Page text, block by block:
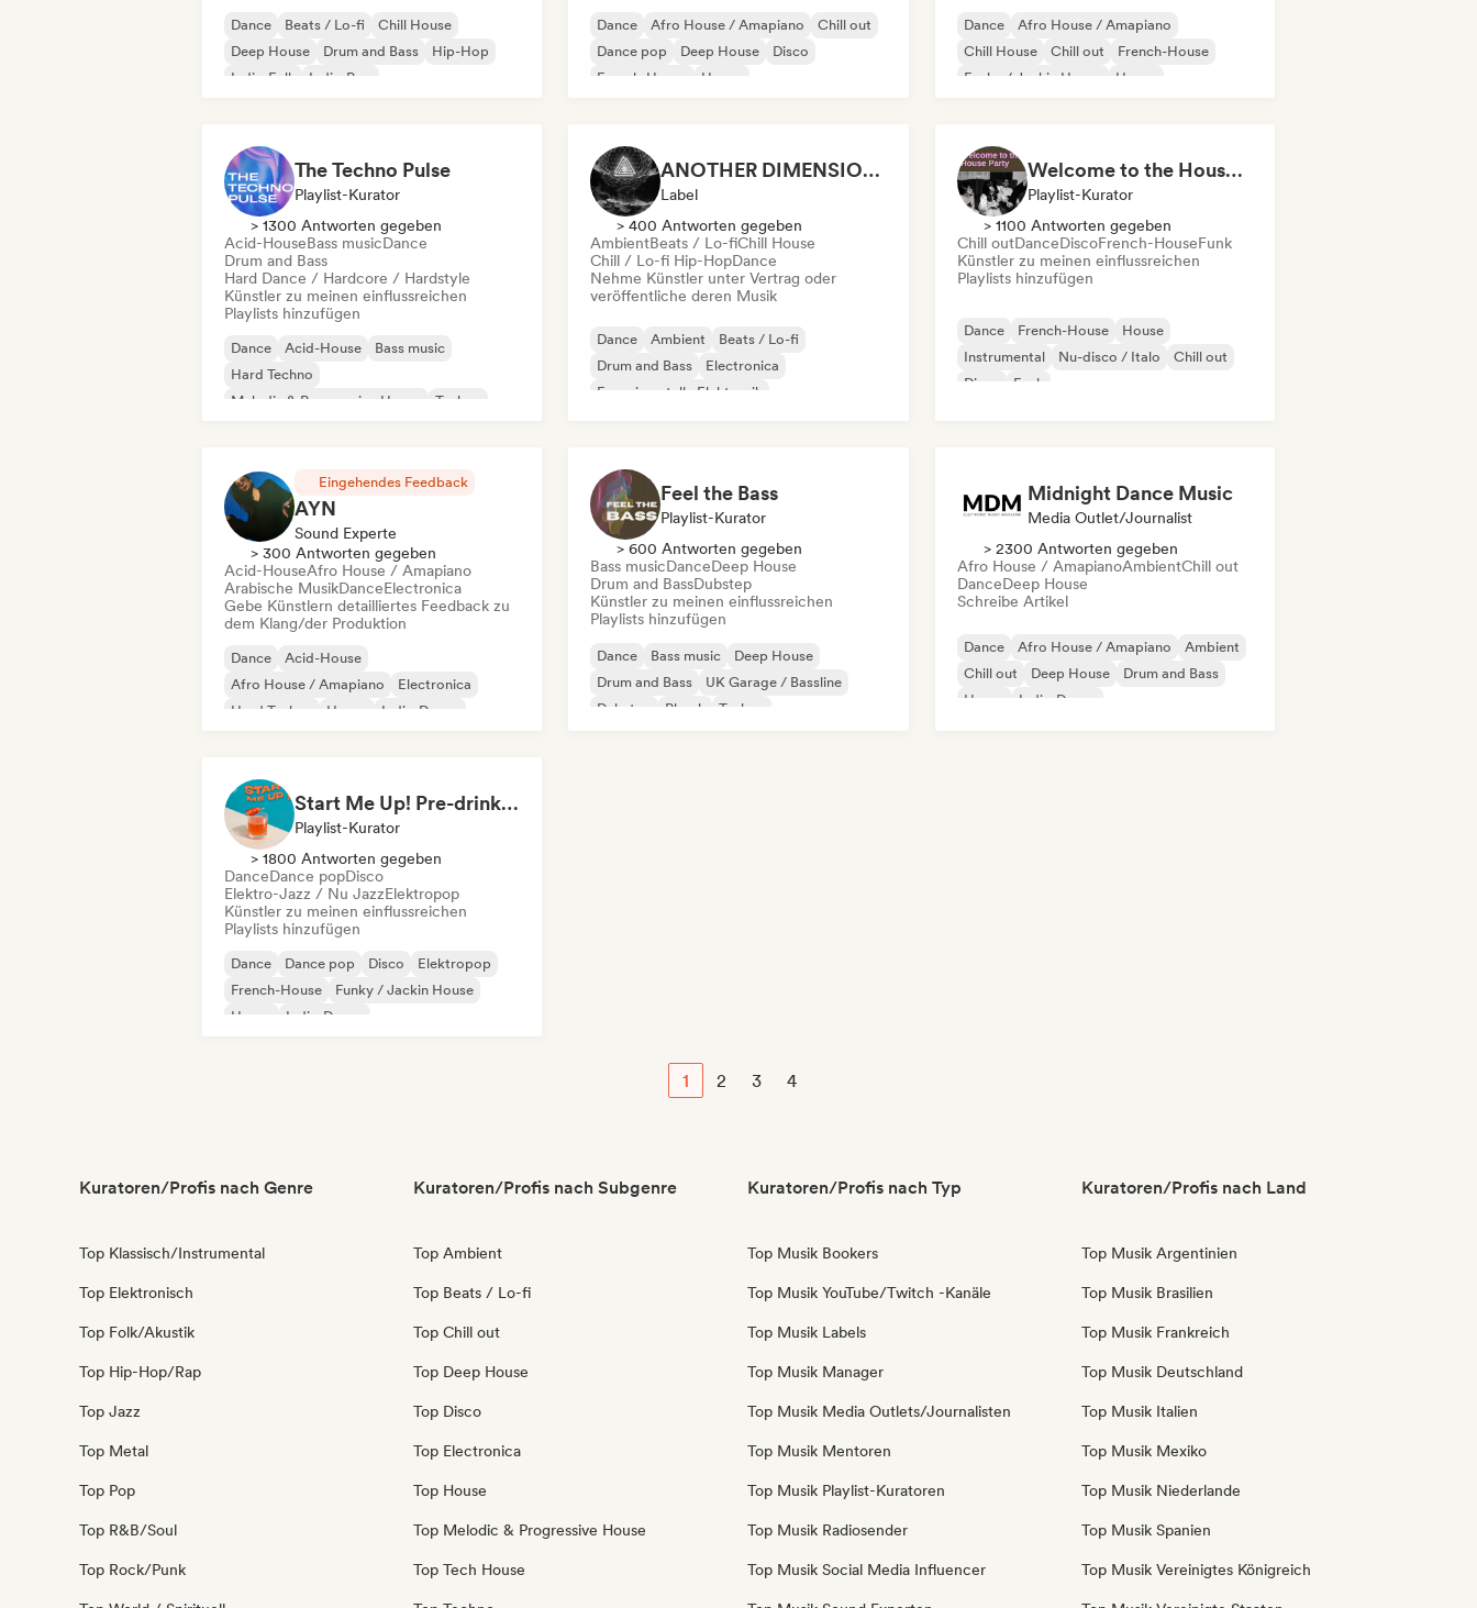
Dance Beats / Lo-fi
Chill House
Deep House
Drum and Bass
Hip-Hop
Indie-Folk
Indie-Pop
Dance Afro House / Amapiano
Chill out
Dance pop
Deep House
Disco
French-House
House
Dance
Afro House / Amapiano
Chill House
Chill out
French-House
Funky / Jackin House
House
The Techno Pulse
Playlist-Kurator
> 1300 Antworten gegeben
Acid-HouseBass musicDance
Drum and Bass
Hard Dance / Hardcore / Hardstyle
Künstler zu meinen einflussreichen
Playlists hinzufügen
Dance Acid-House
Bass music
Hard Techno
Melodic & Progressive House
Techno
ANOTHER DIMENSION MUSIC
Label
> 400 Antworten gegeben
AmbientBeats / Lo-fiChill House
Chill / Lo-fi Hip-HopDance
Nehme Künstler unter Vertrag oder
veröffentliche deren Musik
Dance Ambient
Beats / Lo-fi
Drum and Bass
Electronica
Experimentelle Elektronik
Welcome to the House Party
Playlist-Kurator
> 1100 Antworten gegeben
Chill outDanceDiscoFrench-HouseFunk
Künstler zu meinen einflussreichen
Playlists hinzufügen
Dance French-House
House
Instrumental
Nu-disco / Italo
Chill out
Disco
Funk
Eingehendes Feedback
AYN
Sound Experte
> 300 Antworten gegeben
Acid-HouseAfro House / Amapiano
Arabische MusikDanceElectronica
Gebe Künstlern detailliertes Feedback zu
dem Klang/der Produktion
Dance
Acid-House
Afro House / Amapiano
Electronica
Hard Techno
House
Indie-Dance
Feel the Bass
Playlist-Kurator
> 600 Antworten gegeben
Bass musicDanceDeep House
Drum and BassDubstep
Künstler zu meinen einflussreichen
Playlists hinzufügen
Dance Bass music
Deep House
Drum and Bass
UK Garage / Bassline
Dubstep
Phonk Techno
Midnight Dance Music
Media Outlet/Journalist
> 2300 Antworten gegeben
Afro House / AmapianoAmbientChill out
DanceDeep House
Schreibe Artikel
Dance Afro House / Amapiano
Ambient
Chill out
Deep House
Drum and Bass
House
Indie-Dance
Start Me Up! Pre-drinks and Summer Party 🍹
Playlist-Kurator
> 1800 Antworten gegeben
DanceDance popDisco
Elektro-Jazz / Nu JazzElektropop
Künstler zu meinen einflussreichen
Playlists hinzufügen
Dance Dance pop Disco
Elektropop
French-House
Funky / Jackin House
House
Indie-Dance
1 2 3 4
Kuratoren/Profis nach Genre
Top Klassisch/Instrumental
Top Elektronisch
Top Folk/Akustik
Top Hip-Hop/Rap
Top Jazz
Top Metal
Top Pop
Top R&B/Soul
Top Rock/Punk
Kuratoren/Profis nach Subgenre
Top Ambient
Top Beats / Lo-fi
Top Chill out
Top Deep House
Top Disco
Top Electronica
Top House
Top Melodic & Progressive House
Top Tech House
Kuratoren/Profis nach Typ
Top Musik Bookers
Top Musik YouTube/Twitch -Kanäle
Top Musik Labels
Top Musik Manager
Top Musik Media Outlets/Journalisten
Top Musik Mentoren
Top Musik Playlist-Kuratoren
Top Musik Radiosender
Top Musik Social Media Influencer
Kuratoren/Profis nach Land
Top Musik Argentinien
Top Musik Brasilien
Top Musik Frankreich
Top Musik Deutschland
Top Musik Italien
Top Musik Mexiko
Top Musik Niederlande
Top Musik Spanien
Top Musik Vereinigtes Königreich